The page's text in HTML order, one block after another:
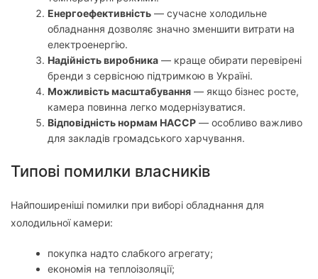
Енергоефективність — сучасне холодильне
обладнання дозволяє значно зменшити витрати на
електроенергію.
Надійність виробника — краще обирати перевірені
бренди з сервісною підтримкою в Україні.
Можливість масштабування — якщо бізнес росте,
камера повинна легко модернізуватися.
Відповідність нормам HACCP — особливо важливо
для закладів громадського харчування.
Типові помилки власників
Найпоширеніші помилки при виборі обладнання для
холодильної камери:
покупка надто слабкого агрегату;
економія на теплоізоляції;